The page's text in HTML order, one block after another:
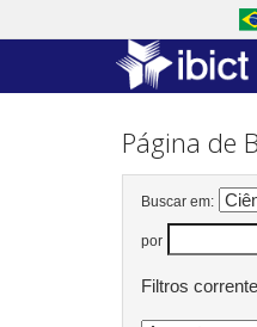
Skip
Página de
Buscar em:
por
Filtros